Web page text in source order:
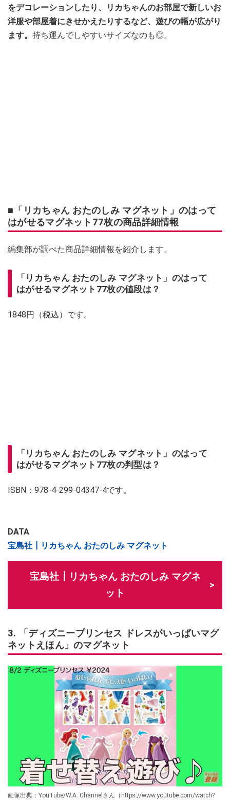
をデコレーションしたり、リカちゃんのお部屋で新しいお
洋服や部屋着にきせかえたりするなど、遊びの幅が広がり
ます。 持ち運んでしやすいサイズなのも◎。
■「リカちゃん おたのしみ マグネット」のはって
はがせるマグネット77枚の商品詳細情報
編集部が調べた商品詳細情報を紹介します。
「リカちゃん おたのしみ マグネット」のはって
はがせるマグネット77枚の値段は？
1848円（税込）です。
「リカちゃん おたのしみ マグネット」のはって
はがせるマグネット77枚の判型は？
ISBN：978-4-299-04347-4です。
DATA
宝島社┃リカちゃん おたのしみ マグネット
宝島社┃リカちゃん おたのしみ マグネ
ット
3. 「ディズニープリンセス ドレスがいっぱいマグ
ネットえほん」のマグネット
画像出典：YouTube/W.A. Channelさん（https://www.youtube.com/watch?